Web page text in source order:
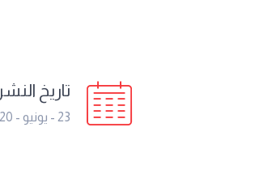
تاريخ النشر
23 - يونيو - 2020